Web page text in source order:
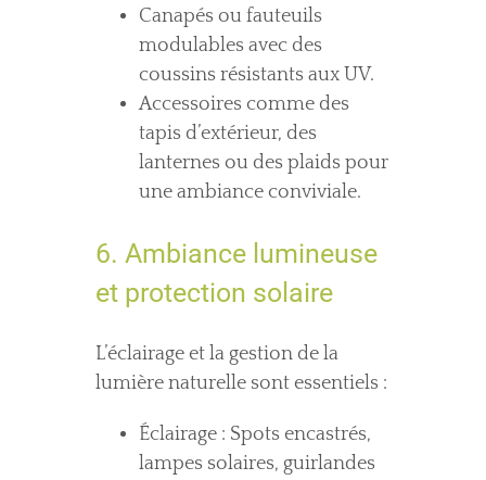
Canapés ou fauteuils
modulables avec des
coussins résistants aux UV.
Accessoires comme des
tapis d’extérieur, des
lanternes ou des plaids pour
une ambiance conviviale.
6. Ambiance lumineuse
et protection solaire
L’éclairage et la gestion de la
lumière naturelle sont essentiels :
Éclairage : Spots encastrés,
lampes solaires, guirlandes